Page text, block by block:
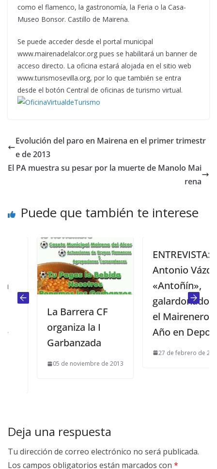
como el flamenco, la gastronomía, la Feria o la Casa-
Museo Bonsor. Castillo de Mairena.
Se puede acceder desde el portal municipal
www.mairenadelalcor.org pues se habilitará un banner de
acceso directo. La oficina estará alojada en el sitio web
www.turismosevilla.org, por lo que también se entra
desde el botón Central de oficinas de turismo virtual.
Evolución del paro en Mairena en el primer trimestr
e de 2013
El PA muestra su pesar por la muerte de Manolo Mai
rena
Puede que también te interese
La Barrera CF
organiza la I
Garbanzada
05 de noviembre de 2013
ENTREVISTA:
Antonio Vázquez
«Antoñín»,
galardonado con
el Mairenero del
Año en Deportes
27 de febrero de 2013
Deja una respuesta
Tu dirección de correo electrónico no será publicada.
Los campos obligatorios están marcados con *